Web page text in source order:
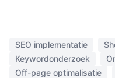
SEO implementatie
Keywordonderzoek
Off-page optimalisatie